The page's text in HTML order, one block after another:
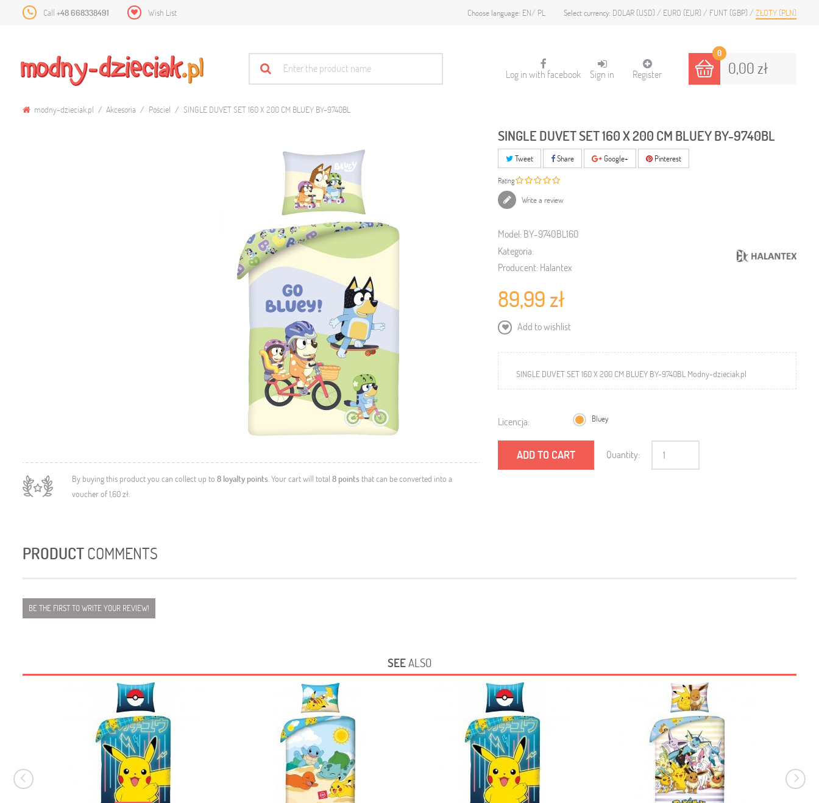
Call +48 668338491 Wish List Select currency: DOLAR (USD) EURO (EUR) FUNT (GBP) ZŁOTY (PLN)
Choose language: EN PL
0
0,00 zł
Sign in Register
Log in with facebook
modny-dzieciak.pl Akcesoria Pościel SINGLE DUVET SET 160 X 200 CM BLUEY BY-9740BL
By buying this product you can collect up to 8 loyalty points. Your cart will total 8points that can be converted into a
voucher of1,60 zł.
SINGLE DUVET SET 160 X 200 CM BLUEY BY-9740BL
Tweet Share Google+ Pinterest
Rating
Write a review
Model: BY-9740BL160
Kategoria:
Producent: Halantex
89,99 zł
Add to wishlist
SINGLE DUVET SET 160 X 200 CM BLUEY BY-9740BL Modny-dzieciak.pl
Licencja: Bluey
ADD TO CART Quantity:
PRODUCTCOMMENTS
BE THE FIRST TO WRITE YOUR REVIEW!
SEEALSO